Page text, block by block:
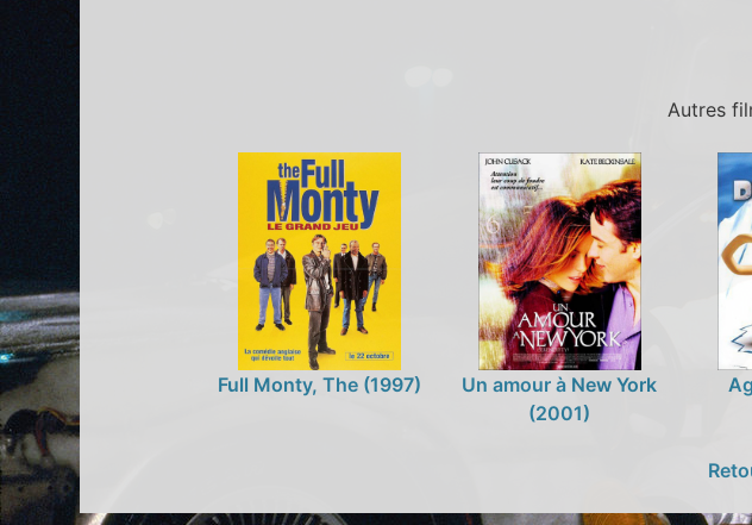
Autres
Full Monty, The (1997)
Un amour à New York
(2001)